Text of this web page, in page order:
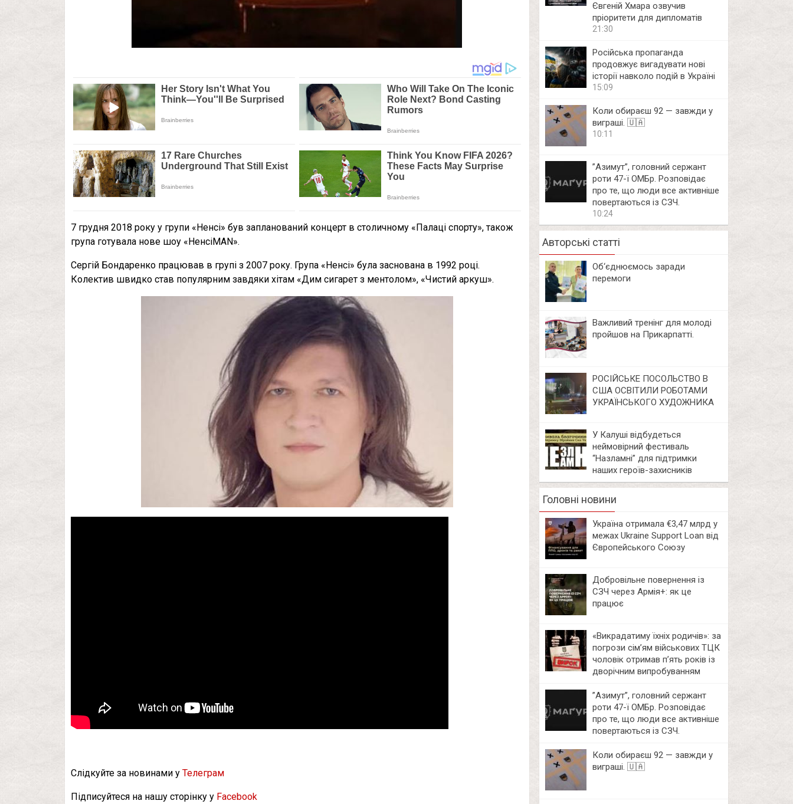
7 грудня 2018 року у групи «Ненсі» був запланований концерт в столичному «Палаці спорту», ​​також
група готувала нове шоу «НенсіMAN».
Сергій Бондаренко працював в групі з 2007 року. Група «Ненсі» була заснована в 1992 році.
Колектив швидко став популярним завдяки хітам «Дим сигapет з ментолом», «Чистий аркуш».
Слідкуйте за новинами у Телеграм
Підписуйтеся на нашу сторінку у Facebook
Євгеній Хмара озвучив
пріоритети для дипломатів
21:30
Російська пропаганда
продовжує вигадувати нові
історії навколо подій в Україні
15:09
Коли обираєш 92 — завжди у
виграші. 🇺🇦
10:11
⁨”Азимут”, головний сержант
роти 47-ї ОМБр. Розповідає
про те, що люди все активніше
повертаються із СЗЧ.
10:24
Авторські статті
Об‘єднюємось заради
перемоги
Важливий тренінг для молоді
пройшов на Прикарпатті.
РОСІЙСЬКЕ ПОСОЛЬСТВО В
США ОСВІТИЛИ РОБОТАМИ
УКРАЇНСЬКОГО ХУДОЖНИКА
У Калуші відбудеться
неймовірний фестиваль
“Назламні” для підтримки
наших героїв-захисників
Головні новини
Україна отримала €3,47 млрд у
межах Ukraine Support Loan від
Європейського Союзу
Добровільне повернення із
СЗЧ через Армія+: як це
працює
«Викрадатиму їхніх родичів»: за
погрози сім’ям військових ТЦК
чоловік отримав п’ять років із
дворічним випробуванням
⁨”Азимут”, головний сержант
роти 47-ї ОМБр. Розповідає
про те, що люди все активніше
повертаються із СЗЧ.
Коли обираєш 92 — завжди у
виграші. 🇺🇦